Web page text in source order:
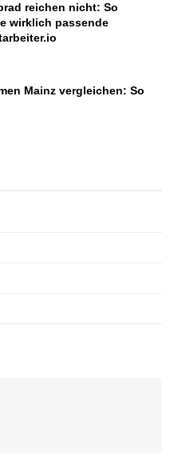
reichen nicht: So
wirklich passende
Mainz vergleichen: So